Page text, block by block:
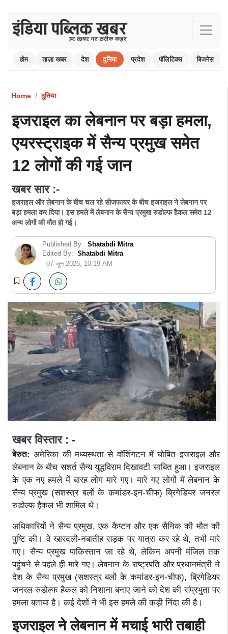
होम ताज़ा खबर देश दुनिया प्रदेश पॉलिटिक्स बिजनेस
Home दुनिया
इजराइल का लेबनान पर बड़ा हमला,
एयरस्ट्राइक में सैन्य प्रमुख समेत
12 लोगों की गई जान
खबर सार :-
इजराइल और लेबनान के बीच चल रहे सीजफायर के बीच इजराइल ने लेबनान पर
बड़ा हमला कर दिया। इस हमले में लेबनान के सैन्य प्रमुख रुडोल्फ हैकल समेत 12
अन्य लोगों की मौत हो गई।
Published By: Shatabdi Mitra
Edited By: Shatabdi Mitra
07 जून 2026, 10:19 AM
खबर विस्तार : -
बेरुत:अमेरिका की मध्यस्थता से वॉशिंगटन में घोषित इजराइल और
लेबनान के बीच सशर्त सैन्य युद्धविराम दिखावटी साबित हुआ। इजराइल
के एक नए हमले में बारह लोग मारे गए। मारे गए लोगों में लेबनान के
सैन्य प्रमुख (सशस्त्र बलों के कमांडर-इन-चीफ) ब्रिगेडियर जनरल
रुडोल्फ हैकल भी शामिल थे।
अधिकारियों ने सैन्य प्रमुख, एक कैप्टन और एक सैनिक की मौत की
पुष्टि की। वे खारदली-नबातीह सड़क पर यात्रा कर रहे थे, तभी मारे
गए। सैन्य प्रमुख पाकिस्तान जा रहे थे, लेकिन अपनी मंजिल तक
पहुंचने से पहले ही मारे गए। लेबनान के राष्ट्रपति और प्रधानमंत्री ने
देश के सैन्य प्रमुख (सशस्त्र बलों के कमांडर-इन-चीफ), ब्रिगेडियर
जनरल रुडोल्फ हैकल को निशाना बनाए जाने को देश की संप्रभुता पर
हमला बताया है। कई देशों ने भी इस हमले की कड़ी निंदा की है।
इजराइल ने लेबनान में मचाई भारी तबाही